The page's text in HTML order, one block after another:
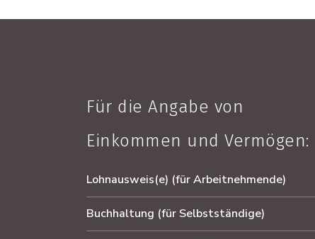
Für die Angabe von
Einkommen und Vermögen:
Lohnausweis(e) (für Arbeitnehmende)
Buchhaltung (für Selbstständige)